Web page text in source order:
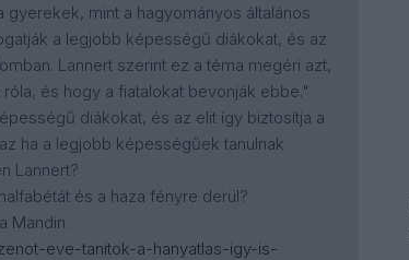
mint a hagyományos általános
a legjobb képességű diákokat, és az
Lannert szerint ez a téma megéri azt,
és hogy a fiatalokat bevonják ebbe."
diákokat, és az elit így biztosítja a
ha a legjobb képességűek tanulnak
Lannert?
és a haza fényre derül?
Mandin.
eve-tanitok-a-hanyatlas-igy-is-